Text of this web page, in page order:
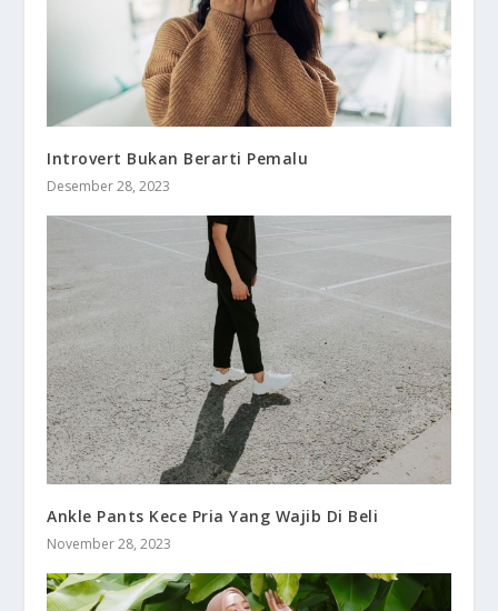
Introvert Bukan Berarti Pemalu
Desember 28, 2023
Ankle Pants Kece Pria Yang Wajib Di Beli
November 28, 2023